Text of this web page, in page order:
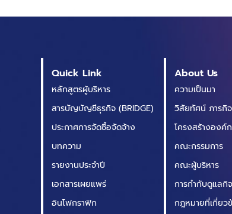
Quick Link
หลักสูตรผู้บริหาร
สารบัญบัญชีธุรกิจ (BRIDGE)
ประกาศการจัดซื้อจัดจ้าง
บทความ
รายงานประจำปี
เอกสารเผยแพร่
อินโฟกราฟิก
About Us
ความเป็นมา
วิสัยทัศน์ ภารกิจ
โครงสร้างองค์
คณะกรรมการ
คณะผู้บริหาร
การกำกับดูแลกิ
กฎหมายที่เกี่ยว